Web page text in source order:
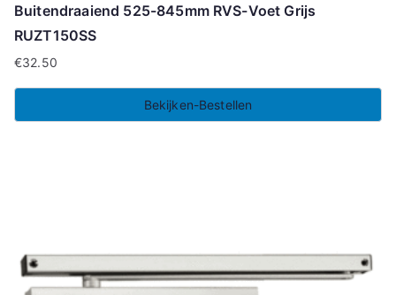
Buitendraaiend 525-845mm RVS-Voet Grijs
RUZT150SS
€32.50
Bekijken-Bestellen